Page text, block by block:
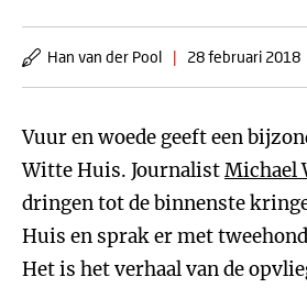
Han van der Pool | 28 februari 2018
Vuur en woede geeft een
Witte Huis. JournalistMichael
dringen tot de binnenste
Huis en sprak er met
Het is het verhaal van de